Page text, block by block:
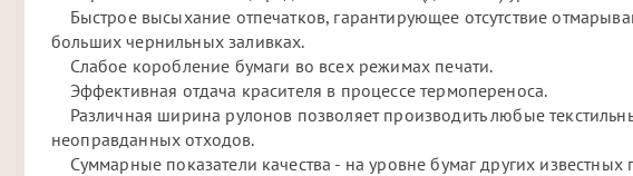
Быстрое высыхание отпечатков, гарантирующее отсутствие
больших чернильных заливках.
Слабое коробление бумаги во всех режимах печати.
Эффективная отдача красителя в процессе термопереноса.
Различная ширина рулонов позволяет производить любые
неоправданных отходов.
Суммарные показатели качества - на уровне бумаг других известных